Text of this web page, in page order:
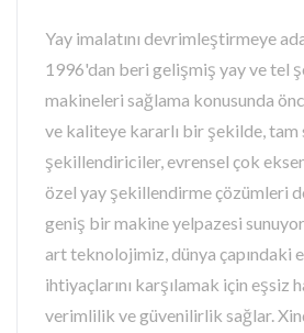
Yay imalatını devrimleştirmeye
1996'dan beri gelişmiş yay ve tel
makineleri sağlama konusunda
ve kaliteye kararlı bir şekilde, tam
şekillendiriciler, evrensel çok
özel yay şekillendirme çözümleri
geniş bir makine yelpazesi
art teknolojimiz, dünya çapındaki
ihtiyaçlarını karşılamak için eşsiz
verimlilik ve güvenilirlik sağlar.